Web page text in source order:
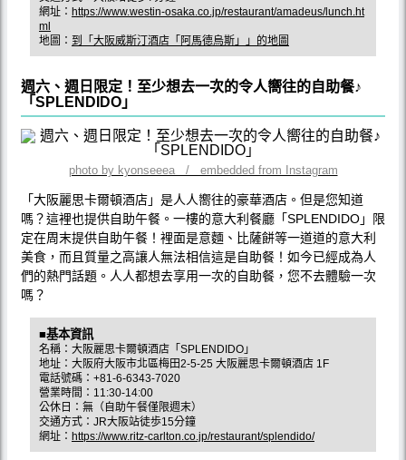
網址： https://www.westin-osaka.co.jp/restaurant/amadeus/lunch.ht
ml
地圖： 到「大阪威斯汀酒店「阿馬德烏斯」」的地圖
週六、週日限定！至少想去一次的令人嚮往的自助餐♪
「SPLENDIDO」
photo by kyonseeea / embedded from Instagram
「大阪麗思卡爾頓酒店」是人人嚮往的豪華酒店。但是您知道
嗎？這裡也提供自助午餐。一樓的意大利餐廳「SPLENDIDO」限
定在周末提供自助午餐！裡面是意麵、比薩餅等一道道的意大利
美食，而且質量之高讓人無法相信這是自助餐！如今已經成為人
們的熱門話題。人人都想去享用一次的自助餐，您不去體驗一次
嗎？
■基本資訊
名稱：大阪麗思卡爾頓酒店「SPLENDIDO」
地址：大阪府大阪市北區梅田2-5-25 大阪麗思卡爾頓酒店 1F
電話號碼：+81-6-6343-7020
營業時間：11:30-14:00
公休日：無（自助午餐僅限週末）
交通方式：JR大阪站徒歩15分鐘
網址： https://www.ritz-carlton.co.jp/restaurant/splendido/